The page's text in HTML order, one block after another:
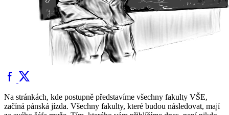
Na stránkách, kde postupně představíme všechny fakulty VŠE,
začíná pánská jízda. Všechny fakulty, které budou následovat, mají